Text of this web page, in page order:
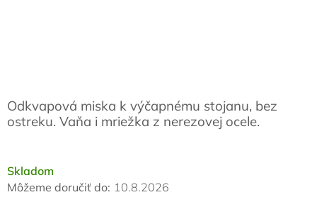
Skladom
Môžeme doručiť do: 10.8.2026
Odkvapová miska k výčapnému stojanu, bez
ostreku. Vaňa i mriežka z nerezovej ocele.